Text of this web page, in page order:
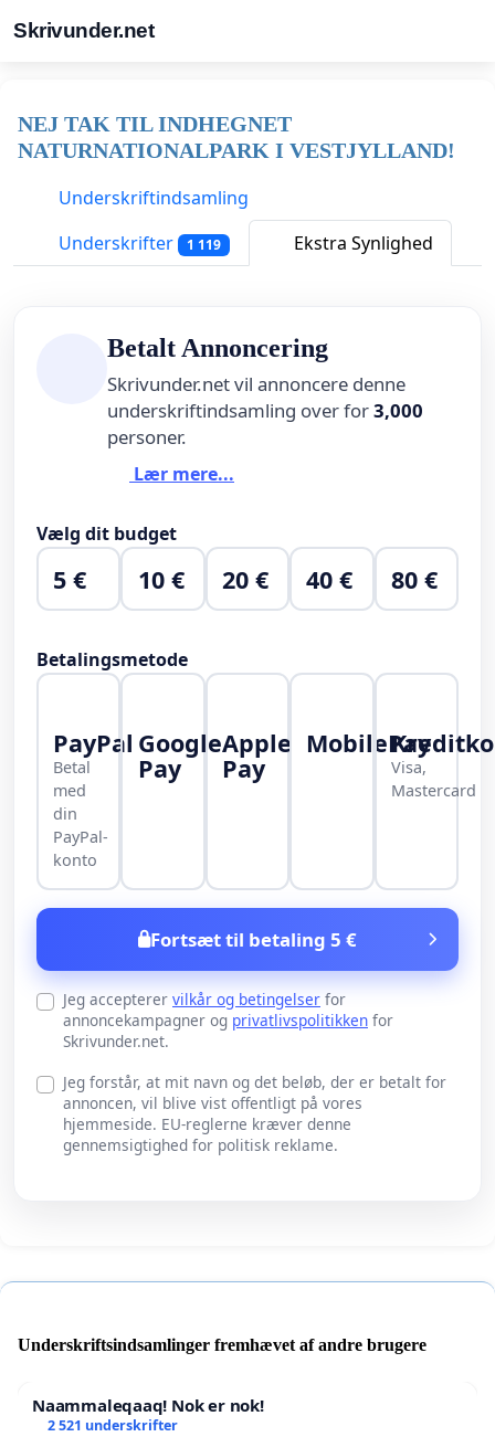
Skrivunder.net
NEJ TAK TIL INDHEGNET
NATURNATIONALPARK I VESTJYLLAND!
Underskriftindsamling
Underskrifter
1 119 Ekstra Synlighed
Betalt Annoncering
Skrivunder.net vil annoncere denne
underskriftindsamling over for3,000
personer.
Lær mere...
Vælg dit budget
5 € 10 € 20 € 40 € 80 €
Betalingsmetode
PayPal
Betal
med
din
PayPal-
konto
Google
Pay
Apple
Pay
MobilePay
Visa,
Mastercard
Fortsæt til betaling 5 €
Jeg accepterer vilkår og betingelser for
annoncekampagner og privatlivspolitikken for
Skrivunder.net.
Jeg forstår, at mit navn og det beløb, der er betalt for
annoncen, vil blive vist offentligt på vores
hjemmeside. EU-reglerne kræver denne
gennemsigtighed for politisk reklame.
Underskriftsindsamlinger fremhævet af andre brugere
Naammaleqaaq! Nok er nok!
2 521 underskrifter